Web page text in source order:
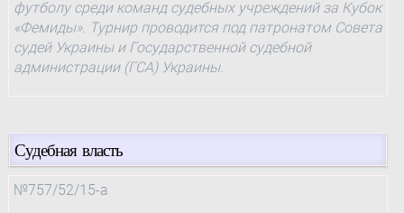
футболу среди команд судебных учреждений за Кубок
«Фемиды». Турнир проводится под патронатом Совета
судей Украины и Государственной судебной
администрации (ГСА) Украины.
Судебная власть
№757/52/15-а